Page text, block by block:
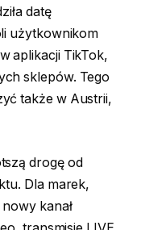
datę
użytkownikom
aplikacji TikTok,
sklepów. Tego
także w Austrii,
drogę od
Dla marek,
kanał